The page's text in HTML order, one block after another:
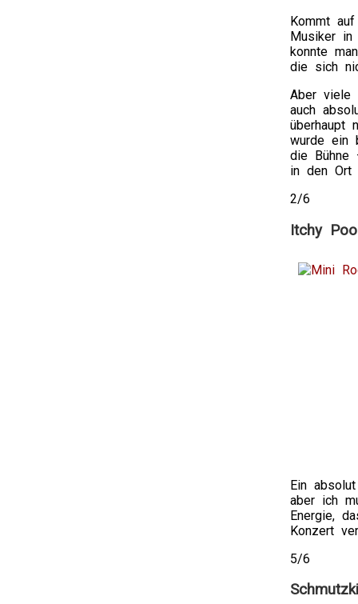
Kommt
Musiker
konnte
die sich
Aber viele
auch
überhaupt
wurde ein
die Bühne
in den Ort
2/6
Itchy
Ein
aber ich
Energie,
Konzert
5/6
Schmutzki